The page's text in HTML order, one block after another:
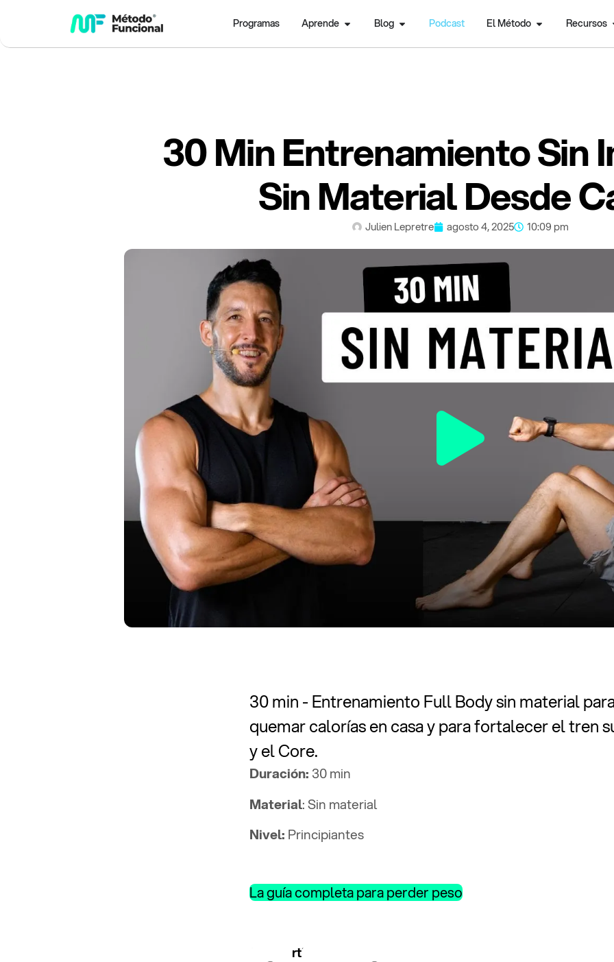
Programas Aprende Blog Podcast El Método Recursos
30 Min Entrenamiento Sin
Sin Material Desde
Julien Lepretre agosto 4, 2025 10:09 pm
30 min - Entrenamiento Full Body sin material
quemar calorías en casa y para fortalecer el tren
y el Core.
Duración: 30 min
Material: Sin material
Nivel: Principiantes
La guía completa para perder peso
Compartir